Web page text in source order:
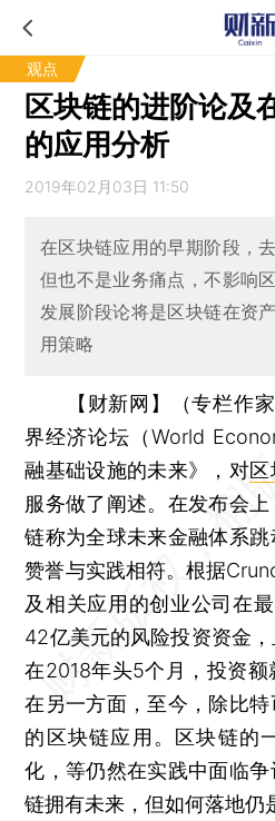
观点
区块链的进阶论及
的应用分析
2019年02月03日 11:50
在区块链应用的早期阶段，
但也不是业务痛点，不影响
发展阶段论将是区块链在资
用策略
【财新网】（专栏作
界经济论坛（World
融基础设施的未来》，对
服务做了阐述。在发布会
链称为全球未来金融体系
赞誉与实践相符。根据
及相关应用的创业公司在
42亿美元的风险投资资金
在2018年头5个月，投资额
在另一方面，至今，除比
的区块链应用。区块链的
化，等仍然在实践中面临
链拥有未来，但如何落地仍